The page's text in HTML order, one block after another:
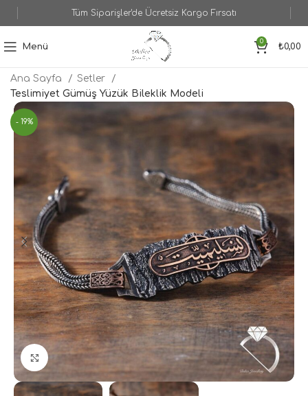
Tüm Siparişler'de Ücretsiz Kargo Fırsatı
Menü
0
₺0,00
Ana Sayfa
Setler
Teslimiyet Gümüş Yüzük Bileklik Modeli
- 19%
Büyütmek için tıklayın